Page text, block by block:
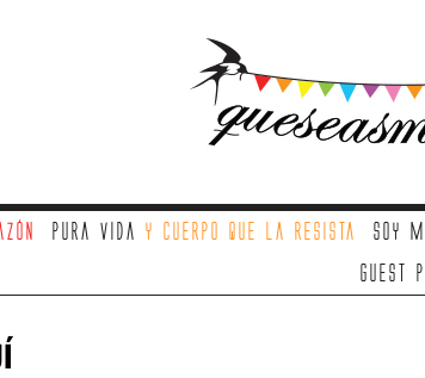
Pura vida y cuerpo que la resista Soy
Guest